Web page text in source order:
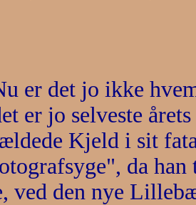
er det jo ikke
er jo selveste
Kjeld i sit
da
ved den nye